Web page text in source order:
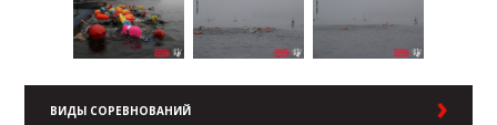
ВИДЫ СОРЕВНОВАНИЙ